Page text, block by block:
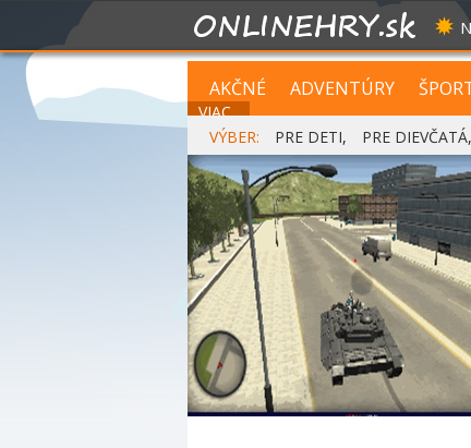
AKČNÉ ADVENTÚRY
VIAC...
VÝBER:
PRE DETI, PRE DIEVČATÁ,